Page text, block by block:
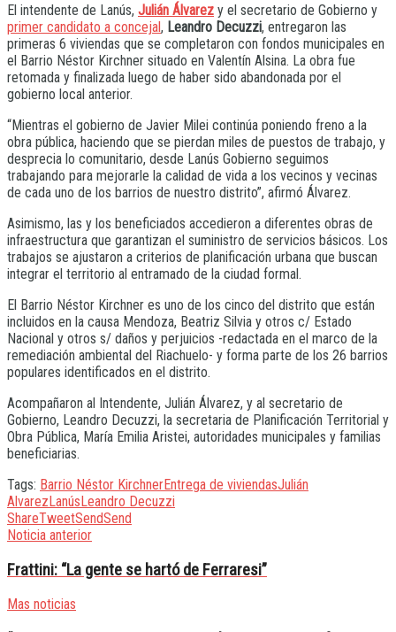
El intendente de Lanús, Julián Álvarez y el secretario de Gobierno y
primer candidato a concejal, Leandro Decuzzi, entregaron las
primeras 6 viviendas que se completaron con fondos municipales en
el Barrio Néstor Kirchner situado en Valentín Alsina. La obra fue
retomada y finalizada luego de haber sido abandonada por el
gobierno local anterior.
“Mientras el gobierno de Javier Milei continúa poniendo freno a la
obra pública, haciendo que se pierdan miles de puestos de trabajo, y
desprecia lo comunitario, desde Lanús Gobierno seguimos
trabajando para mejorarle la calidad de vida a los vecinos y vecinas
de cada uno de los barrios de nuestro distrito”, afirmó Álvarez.
Asimismo, las y los beneficiados accedieron a diferentes obras de
infraestructura que garantizan el suministro de servicios básicos. Los
trabajos se ajustaron a criterios de planificación urbana que buscan
integrar el territorio al entramado de la ciudad formal.
El Barrio Néstor Kirchner es uno de los cinco del distrito que están
incluidos en la causa Mendoza, Beatriz Silvia y otros c/ Estado
Nacional y otros s/ daños y perjuicios -redactada en el marco de la
remediación ambiental del Riachuelo- y forma parte de los 26 barrios
populares identificados en el distrito.
Acompañaron al Intendente, Julián Álvarez, y al secretario de
Gobierno, Leandro Decuzzi, la secretaria de Planificación Territorial y
Obra Pública, María Emilia Aristei, autoridades municipales y familias
beneficiarias.
Tags: Barrio Néstor KirchnerEntrega de viviendasJulián
AlvarezLanúsLeandro Decuzzi
ShareTweetSendSend
Noticia anterior
Frattini: “La gente se hartó de Ferraresi”
Mas noticias